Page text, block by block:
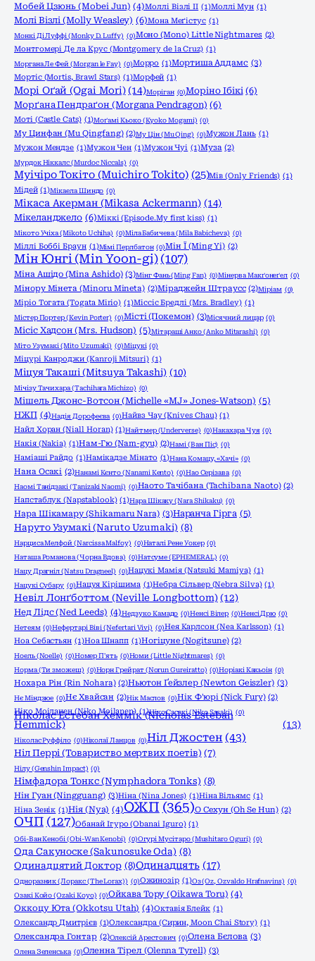
Мобей Цзюнь (Mobei Jun) (4)Моллі Візлі ІІ (1)Моллі Мун (1)
Молі Візлі (Molly Weasley) (6)Мона Меґістус (1)
Монкі Ді Луффі (Monky D. Luffy) (0)Моно (Mono) Little Nightmares (2)
Монтгомері Де ла Крус (Montgomery de la Cruz) (1)
Моргана Ле Фей (Morgan le Fay) (0)Морро (1)Мортиша Аддамс (3)
Мортіс (Mortis, Brawl Stars) (1)Морфей (1)
Морі Оґай (Ogai Mori) (14)Моріган (0)Моріно Ібікі (6)
Морґана Пендраґон (Morgana Pendragon) (6)
Моті (Castle Cats) (1)Моґамі Кьоко (Kyoko Mogami) (0)
Му Цинфан (Mu Qingfang) (2)Му Цін (Mu Qing) (0)Мужон Лань (1)
Мужон Мендзе (1)Мужон Чен (1)Мужон Чуі (1)Муза (2)
Мурдок Ніккалс (Murdoc Niccals) (0)
Муічіро Токіто (Muichiro Tokito) (25)Мів (Only Friends) (1)
Мідей (1)Мікаела Шиндо (0)
Мікаса Акерман (Mikasa Ackermann) (14)
Мікеланджело (6)Міккі (Episode.My first kiss) (1)
Мікото Учіха (Mikoto Uchiha) (0)Міла Бабичева (Mila Babicheva) (0)
Міллі Боббі Браун (1)Мімі Перлбатон (0)Мін Ї (Ming Yi) (2)
Мін Юнгі (Min Yoon-gi) (107)
Міна Ашідо (Mina Ashido) (3)Мінг Фань (Ming Fan) (0)Мінерва Макґонеґел (0)
Мінору Мінета (Minoru Mineta) (2)Міраджейн Штраусс (2)Міріам (0)
Міріо Тогата (Togata Mirio) (1)Міссіс Бредлі (Mrs. Bradley) (1)
Містер Портер (Kevin Porter) (0)Місті (Покемон) (3)Місячний лицар (0)
Місіс Хадсон (Mrs. Hudson) (5)Мітараші Анко (Anko Mitarashi) (0)
Міто Узумакі (Mito Uzumaki) (0)Міцукі (0)
Міцурі Канроджи (Kanroji Mitsuri) (1)
Міцуя Такаші (Mitsuya Takashi) (10)
Мічізу Тачихара (Tachihara Michizo) (0)
Мішель Джонс-Вотсон (Michelle «MJ» Jones-Watson) (5)
НЖП (4)Надія Дорофеєва (0)Найвз Чау (Knives Chau) (1)
Найл Хоран (Niall Horan) (1)Найтмер (Underverse) (0)Накахара Чуя (0)
Накія (Nakia) (1)Нам-Гю (Nam-gyu) (2)Намі (Ван Піс) (0)
Наміаші Райдо (1)Намікадзе Мінато (1)Нана Комацу, «Хачі» (0)
Нана Осакі (2)Нанамі Кєнто (Nanami Kento) (0)Нао Серізава (0)
Наомі Танідзакі (Tanizaki Naomi) (0)Наото Тачібана (Tachibana Naoto) (2)
Напстаблук (Napstablook) (1)Нара Шікаку (Nara Shikaku) (0)
Нара Шікамару (Shikamaru Nara) (3)Наранча Гірга (5)
Наруто Узумакі (Naruto Uzumaki) (8)
Нарциса Мелфой (Narcissa Malfoy) (0)Наталі Рене Уокер (0)
Наташа Романова (Чорна Вдова) (0)Натсуме (EPHEMERAL) (0)
Нацу Драгніл (Natsu Dragneel) (0)Нацукі Мамія (Natsuki Mamiya) (1)
Нацукі Субару (0)Нацуя Кірішима (1)Небра Сільвер (Nebra Silva) (1)
Невіл Лонґботтом (Neville Longbottom) (12)
Нед Лідс (Ned Leeds) (4)Недзуко Камадо (0)Ненсі Вілер (0)Ненсі Дрю (0)
Нетеям (0)Нефертарі Віві (Nefertari Vivi) (0)Нея Карлсон (Nea Karlsson) (1)
Ноа Себастьян (1)Ноа Шнапп (1)Ногіцуне (Nogitsune) (2)
Ноель (Noelle) (0)Номер П'ять (0)Номи (Little Nightmares) (0)
Норма (Ти зможеш) (0)Норн Грейрат (Norun Gureiratto) (0)Норіакі Какьоін (0)
Нохара Рін (Rin Nohara) (2)Ньютон Ґейзлер (Newton Geiszler) (3)
Нє Міндзюе (0)Нє Хвайсан (2)Нік Маслов (0)Нік Ф'юрі (Nick Fury) (2)
Ніко Моіланен (Niko Moilanen) (1)Ніко Сасакі (Niko Sasaki) (0)
Ніколас Естебан Хеммік (Nicholas Esteban
Hemmick)
(13)
Ніколас Руффіло (0)Ніколаї Ланцов (0)Ніл Джостен (43)
Ніл Перрі (Товариство мертвих поетів) (7)
Нілу (Genshin Impact) (0)
Німфадора Тонкс (Nymphadora Tonks) (8)
Нін Гуан (Ningguang) (3)Ніна (Nina Jones) (1)Ніна Вільямс (1)
Ніна Зенік (1)Нія (Nya) (4)ОЖП (365)О Сехун (Oh Se Hun) (2)
ОЧП (127)Обанай Ігуро (Obanai Iguro) (1)
Обі-Ван Кенобі (Obi-Wan Kenobi) (0)Огурі Мусітаро (Mushitaro Oguri) (0)
Ода Сакуноске (Sakunosuke Oda) (8)
Одинадцятий Доктор (8)Одинадцять (17)
Одноразник (Лоракс (The Lorax)) (0)Ожинозір (1)Оз (Oz, Ozvaldo Hrafnavins) (0)
Озакі Койо (Ozaki Koyo) (0)Ойкава Тору (Oikawa Toru) (4)
Оккоцу Юта (Okkotsu Utah) (4)Октавія Блейк (1)
Олександр Дмитрієв (1)Олександра (Сирин, Moon Chai Story) (1)
Олександра Гонтар (2)Олексій Арестович (0)Олена Бєлова (3)
Олена Зеленська (0)Оленна Тірел (Olenna Tyrell) (3)